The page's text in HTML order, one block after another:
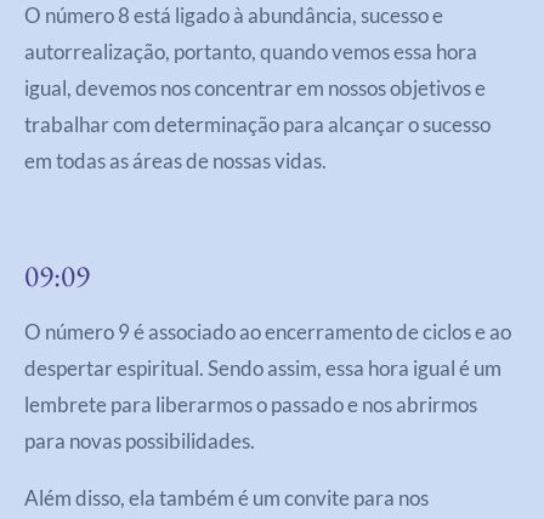
O número 8 está ligado à abundância, sucesso e
autorrealização, portanto, quando vemos essa hora
igual, devemos nos concentrar em nossos objetivos e
trabalhar com determinação para alcançar o sucesso
em todas as áreas de nossas vidas.
09:09
O número 9 é associado ao encerramento de ciclos e ao
despertar espiritual. Sendo assim, essa hora igual é um
lembrete para liberarmos o passado e nos abrirmos
para novas possibilidades.
Além disso, ela também é um convite para nos